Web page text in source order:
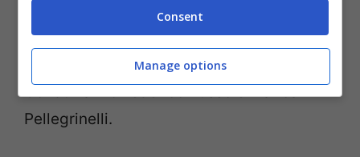
belli delle due serate con un racconto
anche di tutto ciò che è accaduto dietro le
quinte dell’Arena di Verona.
Condurranno Federico Russo e Marica
Pellegrinelli.
Consent
Manage options